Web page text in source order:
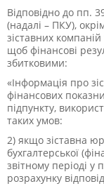
Відповідно до пп.
(надалі – ПКУ),
зіставних компаній
щоб фінансові
збитковими:
«Інформація про
фінансових
підпункту,
таких умов:
2) якщо зіставна
бухгалтерської
звітному періоді у
розрахунку